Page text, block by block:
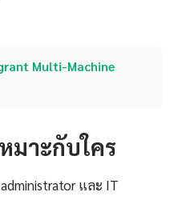
Multi-Machine
มาะกับใคร
และ IT